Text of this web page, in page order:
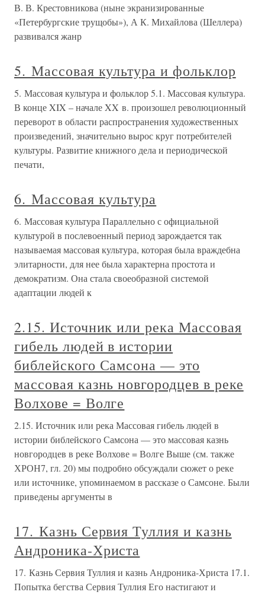
В. В. Крестовникова (ныне экранизированные
«Петербургские трущобы»), А К. Михайлова (Шеллера)
развивался жанр
5. Массовая культура и фольклор
5. Массовая культура и фольклор 5.1. Массовая культура.
В конце XIX – начале XX в. произошел революционный
переворот в области распространения художественных
произведений, значительно вырос круг потребителей
культуры. Развитие книжного дела и периодической
печати,
6. Массовая культура
6. Массовая культура Параллельно с официальной
культурой в послевоенный период зарождается так
называемая массовая культура, которая была враждебна
элитарности, для нее была характерна простота и
демократизм. Она стала своеобразной системой
адаптации людей к
2.15. Источник или река Массовая
гибель людей в истории
библейского Самсона — это
массовая казнь новгородцев в реке
Волхове = Волге
2.15. Источник или река Массовая гибель людей в
истории библейского Самсона — это массовая казнь
новгородцев в реке Волхове = Волге Выше (см. также
ХРОН7, гл. 20) мы подробно обсуждали сюжет о реке
или источнике, упоминаемом в рассказе о Самсоне. Были
приведены аргументы в
17. Казнь Сервия Туллия и казнь
Андроника-Христа
17. Казнь Сервия Туллия и казнь Андроника-Христа 17.1.
Попытка бегства Сервия Туллия Его настигают и